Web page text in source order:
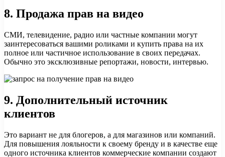
8. Продажа прав на видео
СМИ, телевидение, радио или частные компании могут
заинтересоваться вашими роликами и купить права на их
полное или частичное использование в своих передачах.
Обычно это эксклюзивные репортажи, новости, интервью.
9. Дополнительный источник
клиентов
Это вариант не для блогеров, а для магазинов или компаний.
Для повышения лояльности к своему бренду и в качестве еще
одного источника клиентов коммерческие компании создают